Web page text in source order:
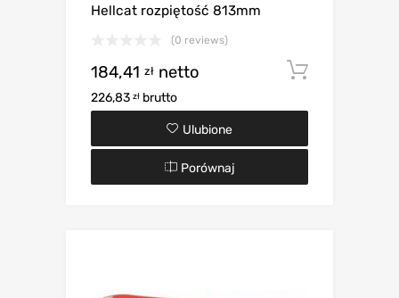
Hellcat rozpiętość 813mm
(0 reviews)
184,41 zł netto
226,83 zł brutto
Ulubione
Porównaj